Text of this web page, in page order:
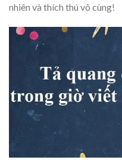
nhiên và thích thú vô cùng!